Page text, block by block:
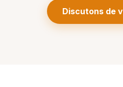
Discutons de